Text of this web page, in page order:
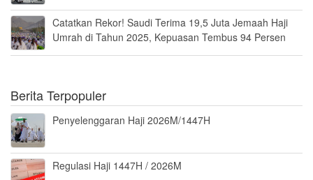
Catatkan Rekor! Saudi Terima 19,5 Juta Jemaah Haji
Umrah di Tahun 2025, Kepuasan Tembus 94 Persen
Berita Terpopuler
Penyelenggaran Haji 2026M/1447H
Regulasi Haji 1447H / 2026M